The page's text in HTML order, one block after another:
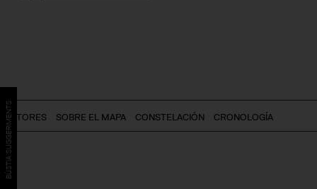
AUTORES SOBRE EL MAPA CONSTELACIÓN CRONOLOGÍA
BÚSTIA SUGGERIMENTS